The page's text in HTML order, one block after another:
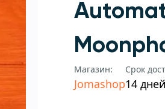
Магазин:
Jomashop
Срок
14 дней